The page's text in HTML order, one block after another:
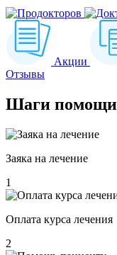
Акции
Отзывы
Шаги помощи
Заяка на лечение
1
Оплата курса лечения
2